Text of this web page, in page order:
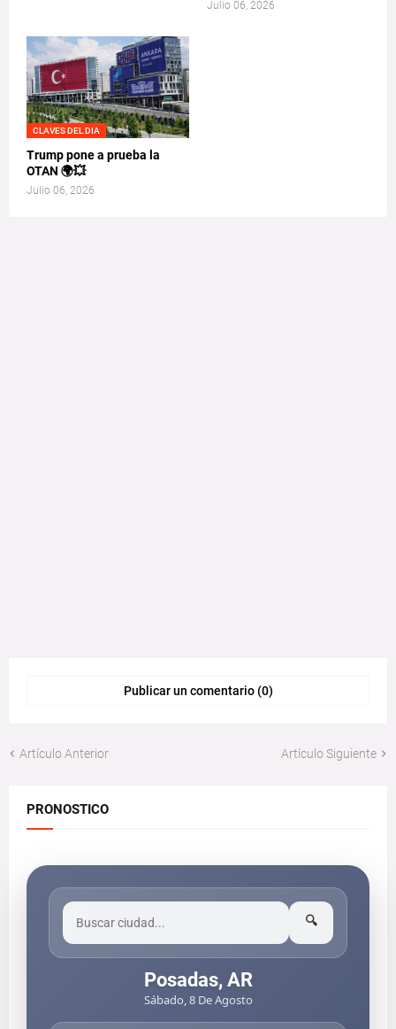
Julio 06, 2026
CLAVES DEL DIA
Trump pone a prueba la
OTAN 🌍💥
Julio 06, 2026
Publicar un comentario (0)
Artículo Anterior Artículo Siguiente
PRONOSTICO
🔍
Posadas, AR
Sábado, 8 De Agosto